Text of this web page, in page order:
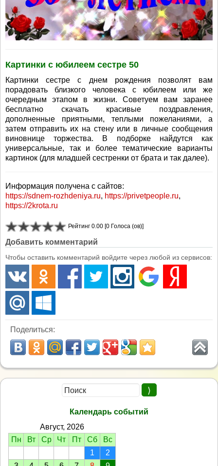
Картинки с юбилеем сестре 50
Картинки сестре с днем рождения позволят вам
порадовать близкого человека с юбилеем или же
очередным этапом в жизни. Советуем вам заранее
бесплатно скачать красивые поздравления,
дополненные приятными, теплыми пожеланиями, а
затем отправить их на стену или в личные сообщения
виновнице торжества. В подборке найдутся как
универсальные, так и более тематические варианты
картинок (для младшей сестренки от брата и так далее).
Информация получена с сайтов:
https://sdnem-rozhdeniya.ru, https://privetpeople.ru,
https://2krota.ru
Рейтинг 0.00 [0 Голоса (ов)]
Добавить комментарий
Чтобы оставить комментарий войдите через любой из сервисов:
Поделиться:
Календарь событий
Август, 2026
Пн
Вт Ср Чт Пт Сб
Вс
1
2